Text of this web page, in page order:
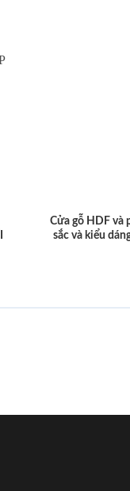
Cửa gỗ HDF và
sắc và kiểu